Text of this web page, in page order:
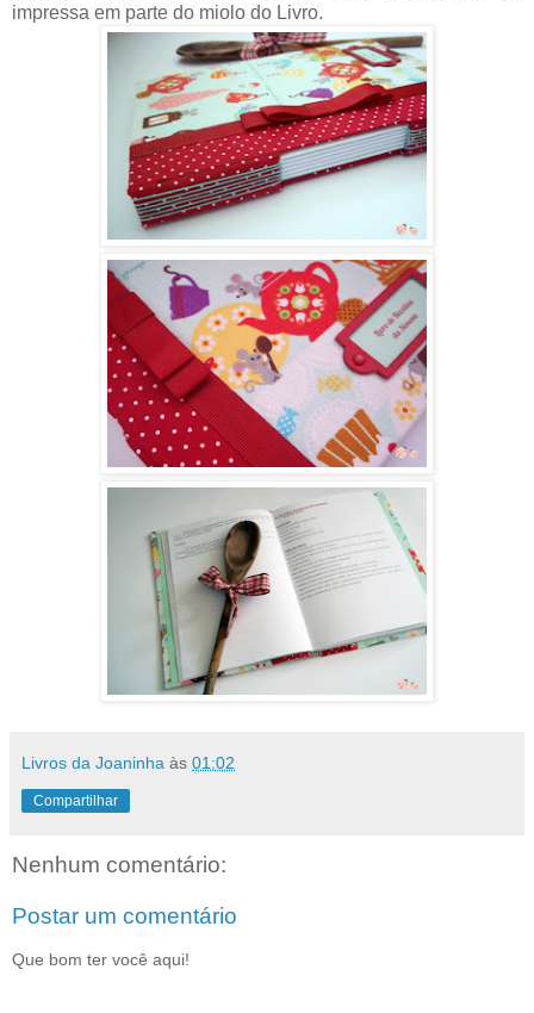
impressa em parte do miolo do Livro.
Livros da Joaninha às 01:02
Compartilhar
Nenhum comentário:
Postar um comentário
Que bom ter você aqui!